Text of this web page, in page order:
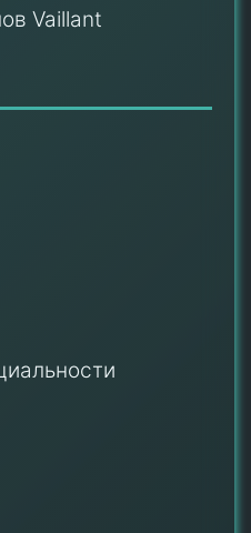
Vaillant